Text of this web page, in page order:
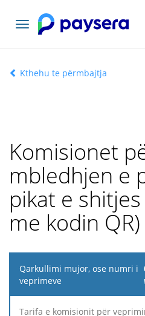
Lundrimi
toggle
Kthehu te përmbajtja
Komisionet
mbledhjen e
pikat e
me kodin QR)
Qarkullimi
mujor, ose